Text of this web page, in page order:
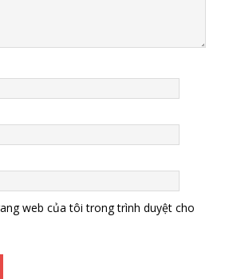
web của tôi trong trình duyệt cho